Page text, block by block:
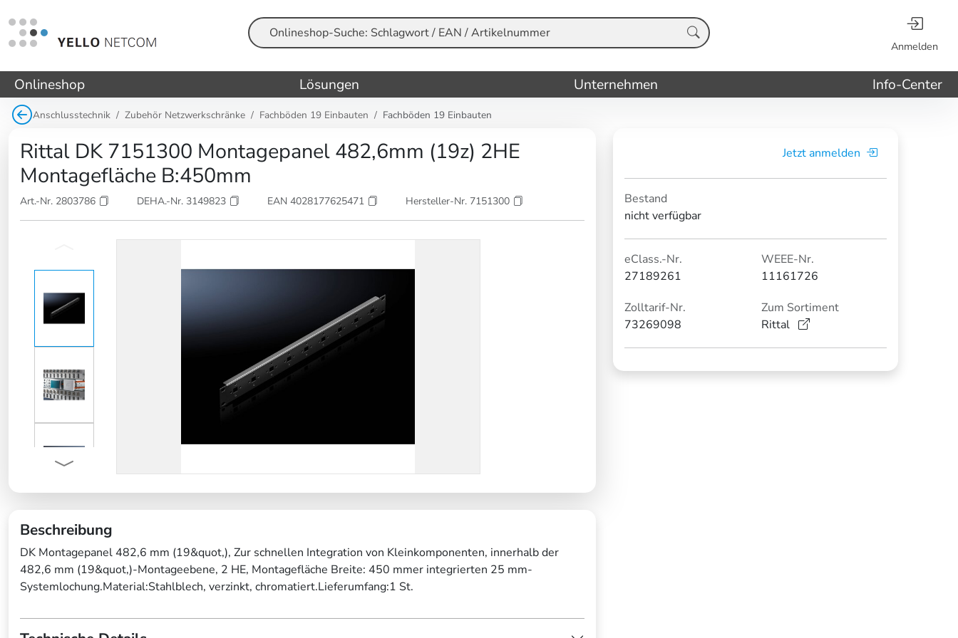
Suche Anmelden
Onlineshop Lösungen Unternehmen Info-Center
Anschlusstechnik Zubehör Netzwerkschränke Fachböden 19 Einbauten Fachböden 19 Einbauten
Rittal DK 7151300 Montagepanel 482,6mm (19z) 2HE
Montagefläche B:450mm
Art.-Nr. 2803786 DEHA.-Nr. 3149823 EAN 4028177625471 Hersteller-Nr. 7151300
Beschreibung
DK Montagepanel 482,6 mm (19&quot,), Zur schnellen Integration von Kleinkomponenten, innerhalb der
482,6 mm (19&quot,)-Montageebene, 2 HE, Montagefläche Breite: 450 mmer integrierten 25 mm-
Systemlochung.Material:Stahlblech, verzinkt, chromatiert.Lieferumfang:1 St.
Jetzt anmelden
Bestand
nicht verfügbar
eClass.-Nr.
27189261
WEEE-Nr.
11161726
Zolltarif-Nr.
73269098
Zum Sortiment
Rittal